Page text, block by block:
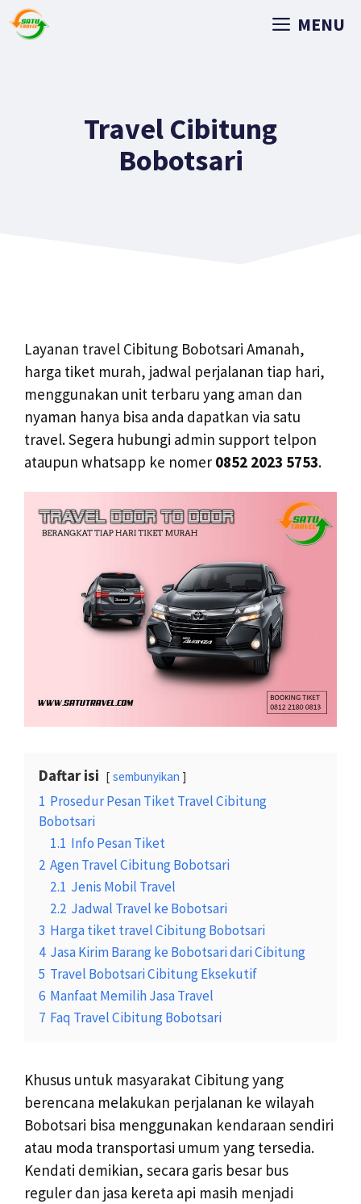
MENU
Travel Cibitung
Bobotsari
Layanan travel Cibitung Bobotsari Amanah,
harga tiket murah, jadwal perjalanan tiap hari,
menggunakan unit terbaru yang aman dan
nyaman hanya bisa anda dapatkan via satu
travel. Segera hubungi admin support telpon
ataupun whatsapp ke nomer 0852 2023 5753.
Daftar isi sembunyikan
1 Prosedur Pesan Tiket Travel Cibitung
Bobotsari
1.1 Info Pesan Tiket
2 Agen Travel Cibitung Bobotsari
2.1 Jenis Mobil Travel
2.2 Jadwal Travel ke Bobotsari
3 Harga tiket travel Cibitung Bobotsari
4 Jasa Kirim Barang ke Bobotsari dari Cibitung
5 Travel Bobotsari Cibitung Eksekutif
6 Manfaat Memilih Jasa Travel
7 Faq Travel Cibitung Bobotsari
Khusus untuk masyarakat Cibitung yang
berencana melakukan perjalanan ke wilayah
Bobotsari bisa menggunakan kendaraan sendiri
atau moda transportasi umum yang tersedia.
Kendati demikian, secara garis besar bus
reguler dan jasa kereta api masih menjadi